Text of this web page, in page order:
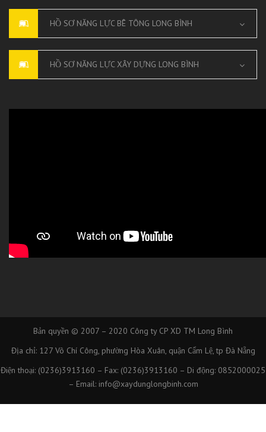
HỒ SƠ NĂNG LỰC BÊ TÔNG LONG BÌNH
HỒ SƠ NĂNG LỰC XÂY DỰNG LONG BÌNH
Bản quyền © 2007 – 2020 Công ty CP XD TM Long Bình
Địa chỉ: 127 Võ Chí Công, phường Hòa Xuân, quận Cẩm Lệ, tp Đà Nẵng
Điện thoại: (0236)3913160 – Fax: (0236)3913160 – Di động: 0852000025
– Email: info@xaydunglongbinh.com